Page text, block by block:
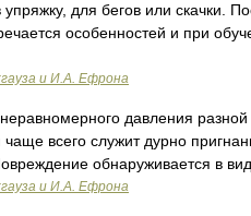
для бегов или скачки.
особенностей и при
и И.А. Ефрона
давления
всего служит дурно
обнаруживается в
и И.А. Ефрона